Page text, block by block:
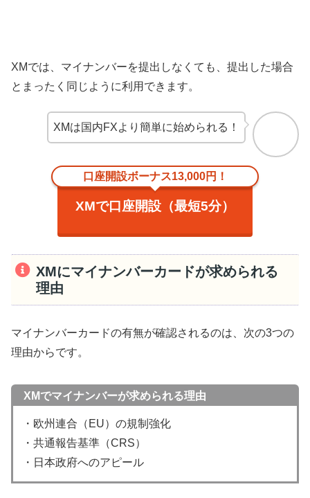
XMでは、マイナンバーを提出しなくても、提出した場合
とまったく同じように利用できます。
XMは国内FXより簡単に始められる！
口座開設ボーナス13,000円！
XMで口座開設（最短5分）
XMにマイナンバーカードが求められる
理由
マイナンバーカードの有無が確認されるのは、次の3つの
理由からです。
XMでマイナンバーが求められる理由
・欧州連合（EU）の規制強化
・共通報告基準（CRS）
・日本政府へのアピール